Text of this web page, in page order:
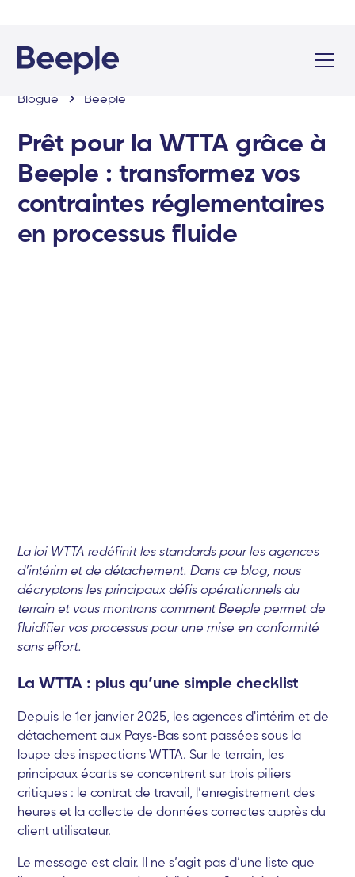
Blogue Beeple
Prêt pour la WTTA grâce à
Beeple : transformez vos
contraintes réglementaires
en processus fluide
La loi WTTA redéfinit les standards pour les agences
d’intérim et de détachement. Dans ce blog, nous
décryptons les principaux défis opérationnels du
terrain et vous montrons comment Beeple permet de
fluidifier vos processus pour une mise en conformité
sans effort.
La WTTA : plus qu’une simple checklist
Depuis le 1er janvier 2025, les agences d'intérim et de
détachement aux Pays-Bas sont passées sous la
loupe des inspections WTTA. Sur le terrain, les
principaux écarts se concentrent sur trois piliers
critiques : le contrat de travail, l’enregistrement des
heures et la collecte de données correctes auprès du
client utilisateur.
Le message est clair. Il ne s’agit pas d’une liste que